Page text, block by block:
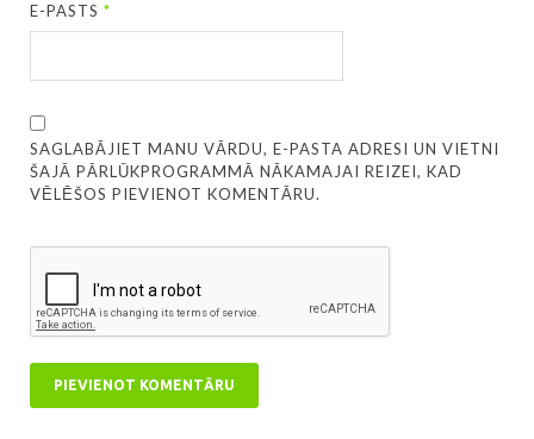
E-PASTS*
SAGLABĀJIET MANU VĀRDU, E-PASTA ADRESI UN VIETNI
ŠAJĀ PĀRLŪKPROGRAMMĀ NĀKAMAJAI REIZEI, KAD
VĒLĒŠOS PIEVIENOT KOMENTĀRU.